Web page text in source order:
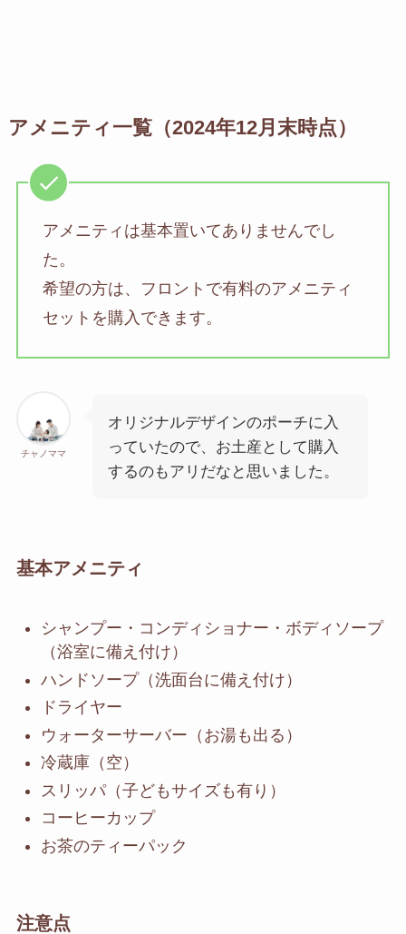
アメニティ一覧（2024年12月末時点）
アメニティは基本置いてありませんでし
た。
希望の方は、フロントで有料のアメニティ
セットを購入できます。
チャノママ
オリジナルデザインのポーチに入
っていたので、お土産として購入
するのもアリだなと思いました。
基本アメニティ
シャンプー・コンディショナー・ボディソープ
（浴室に備え付け）
ハンドソープ（洗面台に備え付け）
ドライヤー
ウォーターサーバー（お湯も出る）
冷蔵庫（空）
スリッパ（子どもサイズも有り）
コーヒーカップ
お茶のティーパック
注意点